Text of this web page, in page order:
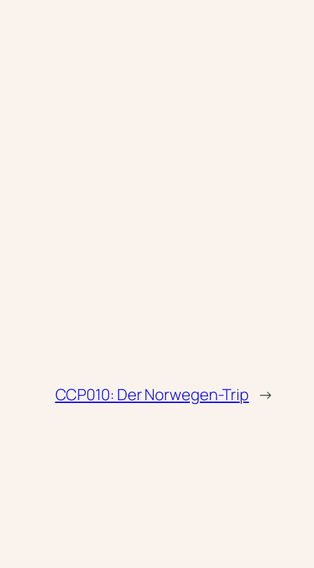
CCP010: Der Norwegen-Trip →